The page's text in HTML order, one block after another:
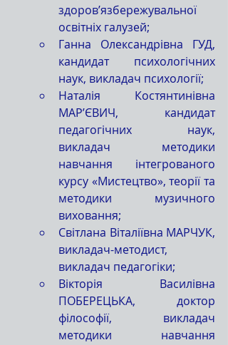
здоров’язбережувальної
освітніх галузей;
Ганна Олександрівна ГУД,
кандидат психологічних
наук, викладач психології;
Наталія Костянтинівна
МАР’ЄВИЧ, кандидат
педагогічних наук,
викладач методики
навчання інтегрованого
курсу «Мистецтво», теорії та
методики музичного
виховання;
Світлана Віталіївна МАРЧУК,
викладач-методист,
викладач педагогіки;
Вікторія Василівна
ПОБЕРЕЦЬКА, доктор
філософії, викладач
методики навчання